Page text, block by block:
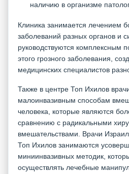
наличию в организме
Клиника занимается лечением
заболеваний разных органов и
руководствуются комплексным
этого грозного заболевания,
медицинских специалистов
Также в центре Топ Ихилов
малоинвазивным способам
человека, которые являются
сравнению с радикальными
вмешательствами. Врачи
Топ Ихилов занимаются
миниинвазивных методик,
осуществлять лечебные